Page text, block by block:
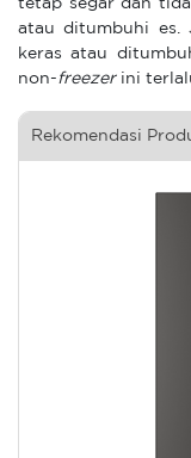
tetap segar dan
atau ditumbuhi es.
keras atau
non- freezer ini
Rekomendasi